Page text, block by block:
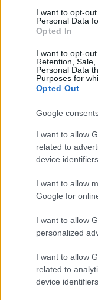
I want to opt-
Personal Data
Opted In
I want to opt-
Retention,
Personal Data
Purposes for
Opted Out
Google
I want to allow
related to
device
I want to allow
Google for
I want to allow
personalized
I want to allow
related to
device